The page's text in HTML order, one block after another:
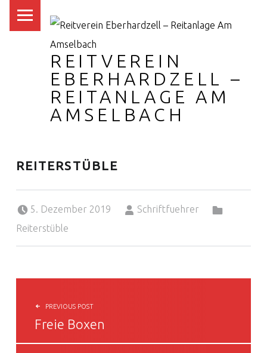
REITVEREIN
EBERHARDZELL –
REITANLAGE AM
AMSELBACH
REITERSTÜBLE
5. Dezember 2019
Schriftfuehrer
Reiterstüble
BEITRAGSNAVIGATION
PREVIOUS POST
Freie Boxen